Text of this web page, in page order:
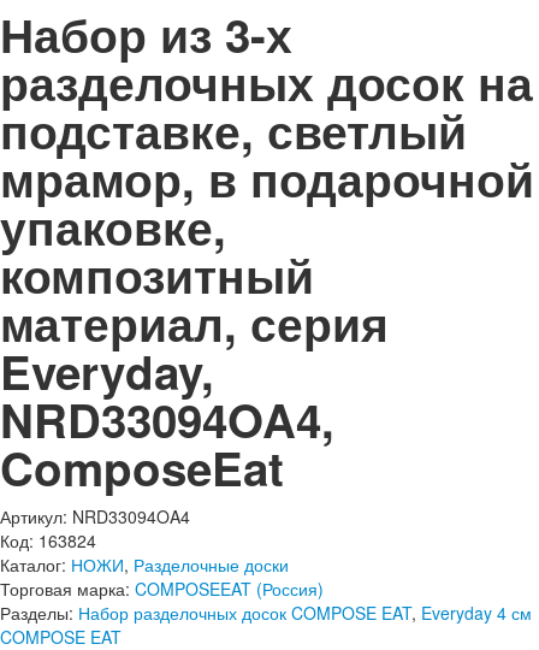
Набор из 3-х
разделочных досок на
подставке, светлый
мрамор, в подарочной
упаковке,
композитный
материал, серия
Everyday,
NRD33094OA4,
ComposeEat
Артикул: NRD33094OA4
Код: 163824
Каталог: НОЖИ, Разделочные доски
Торговая марка: COMPOSEEAT (Россия)
Разделы: Набор разделочных досок COMPOSE EAT, Everyday 4 см
COMPOSE EAT